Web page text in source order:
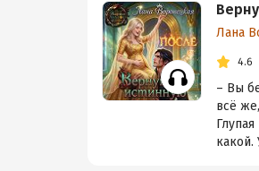
Лана
4.6
– Вы
всё
какой.